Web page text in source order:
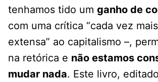
tenhamos tido um ganho de
com uma crítica “cada vez
extensa” ao capitalismo –,
na retórica e não estamos
mudar nada. Este livro, editado